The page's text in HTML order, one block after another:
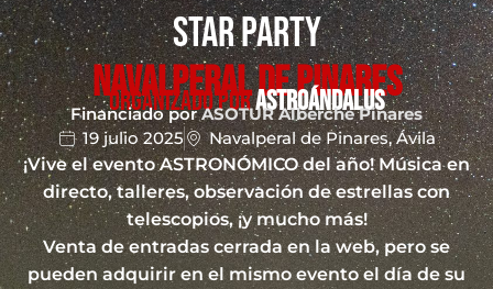
STAR PARTY
NAVALPERAL DE PINARES
organizado porASTROÁNDALUS
Financiado porASOTUR Alberche Pinares
19 julio 2025
Navalperal de Pinares, Ávila
¡Vive el evento ASTRONÓMICO del año! Música en
directo, talleres, observación de estrellas con
telescopios, ¡y mucho más!
Venta de entradas cerrada en la web, pero se
pueden adquirir en el mismo evento el día de su